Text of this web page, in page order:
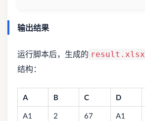
输出结果
运行脚本后，生成的 result.xlsx
结构：
A B C D
A1 2 67 A1